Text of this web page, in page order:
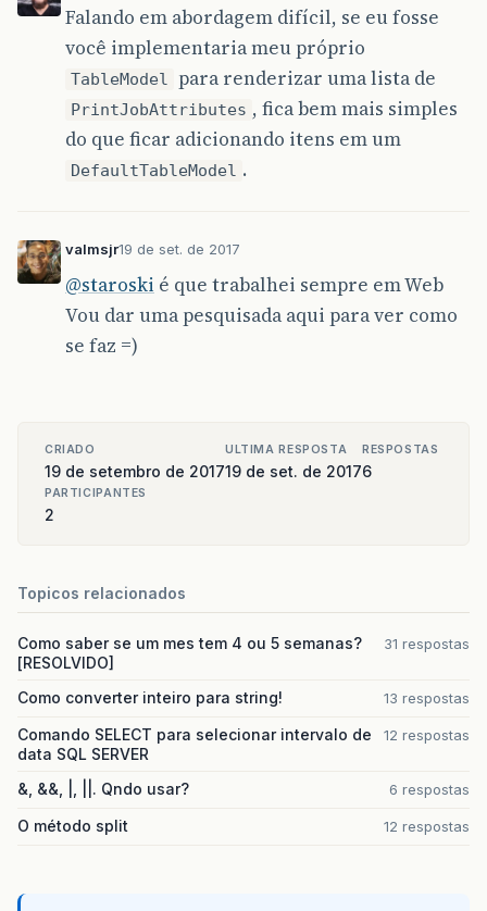
Falando em abordagem difícil, se eu fosse
você implementaria meu próprio
TableModel para renderizar uma lista de
PrintJobAttributes , fica bem mais simples
do que ficar adicionando itens em um
DefaultTableModel .
valmsjr19 de set. de 2017
@staroski é que trabalhei sempre em Web
Vou dar uma pesquisada aqui para ver como
se faz =)
CRIADO
19 de setembro de 2017
ULTIMA RESPOSTA
19 de set. de 2017
RESPOSTAS
6
PARTICIPANTES
2
Topicos relacionados
Como saber se um mes tem 4 ou 5 semanas?
[RESOLVIDO]
31 respostas
Como converter inteiro para string! 13 respostas
Comando SELECT para selecionar intervalo de
data SQL SERVER
12 respostas
&, &&, |, ||. Qndo usar? 6 respostas
O método split 12 respostas